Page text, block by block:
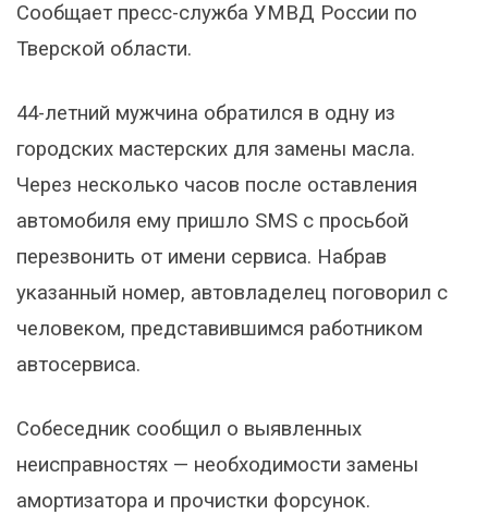
Сообщает пресс-служба УМВД России по
Тверской области.
44-летний мужчина обратился в одну из
городских мастерских для замены масла.
Через несколько часов после оставления
автомобиля ему пришло SMS с просьбой
перезвонить от имени сервиса. Набрав
указанный номер, автовладелец поговорил с
человеком, представившимся работником
автосервиса.
Собеседник сообщил о выявленных
неисправностях — необходимости замены
амортизатора и прочистки форсунок.